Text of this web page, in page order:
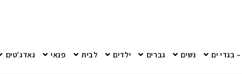
נשים גברים ילדים לבית פנאי גאדג'טים